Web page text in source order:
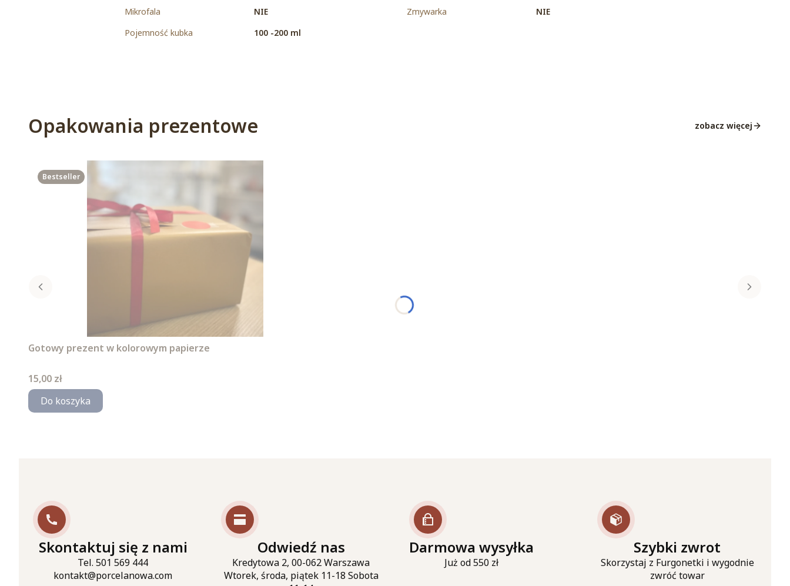
Mikrofala
NIE Zmywarka
NIE
Pojemność kubka
100 -200 ml
Opakowania prezentowe zobacz więcej
Bestseller
Gotowy prezent w kolorowym papierze
Cena
15,00 zł
Do koszyka
Skontaktuj się z nami
Tel. 501 569 444
kontakt@porcelanowa.com
Odwiedź nas
Kredytowa 2, 00-062 Warszawa
Wtorek, środa, piątek 11-18 Sobota
Darmowa wysyłka
Już od 550 zł
Szybki zwrot
Skorzystaj z Furgonetki i wygodnie
zwróć towar